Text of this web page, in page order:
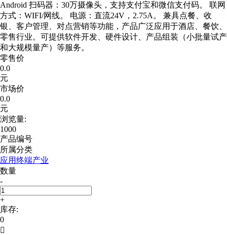
Android 扫码器：30万摄像头，支持支付宝和微信支付码。 联网
方式：WIFI/网线。 电源：直流24V，2.75A。 兼具点餐、收
银、客户管理、对点营销等功能，产品广泛应用于酒店、餐饮、
零售行业。可提供软件开发、硬件设计、产品组装（小批量试产
和大规模量产）等服务。
零售价
0.0
元
市场价
0.0
元
浏览量:
1000
产品编号
所属分类
应用终端产业
数量
-
+
库存:
0
